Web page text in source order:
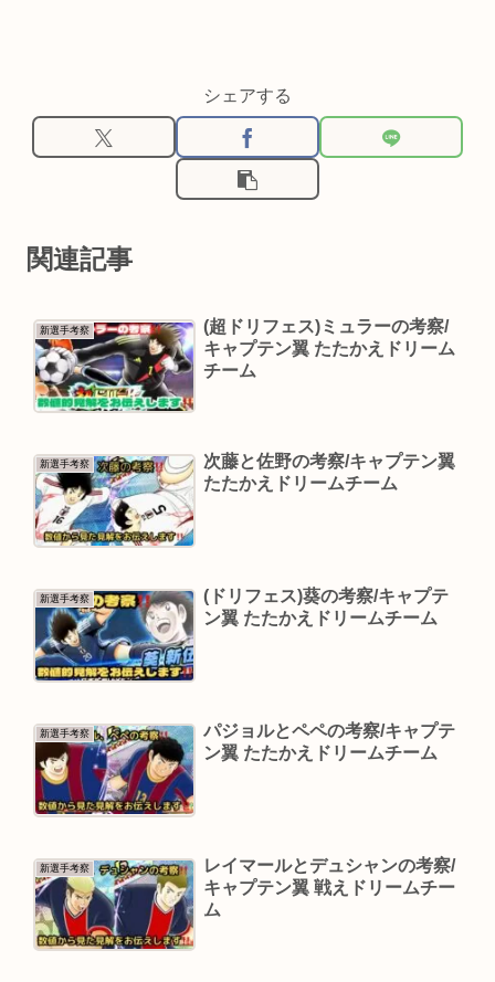
シェアする
関連記事
新選手考察
(超ドリフェス)ミュラーの考察/
キャプテン翼 たたかえドリーム
チーム
新選手考察
次藤と佐野の考察/キャプテン翼
たたかえドリームチーム
新選手考察
(ドリフェス)葵の考察/キャプテ
ン翼 たたかえドリームチーム
新選手考察
パジョルとペペの考察/キャプテ
ン翼 たたかえドリームチーム
新選手考察
レイマールとデュシャンの考察/
キャプテン翼 戦えドリームチー
ム